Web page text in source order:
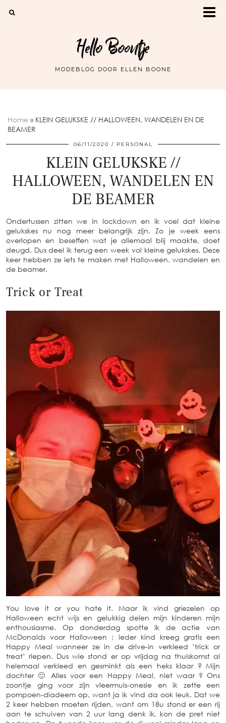
Hello Boontje
MODEBLOG DOOR ELLEN BOONE
Home » KLEIN GELUKSKE // HALLOWEEN, WANDELEN EN DE
BEAMER
06/11/2020 PERSONAL
KLEIN GELUKSKE //
HALLOWEEN, WANDELEN EN
DE BEAMER
Ondertussen zitten we in lockdown en ik voel dat kleine
gelukskes nu nog meer belangrijk zijn. Zo je week eens
overlopen en beseffen wat je allemaal blij maakte, doet
deugd. Dus deel ik terug een week vol kleine gelukskes. Deze
keer hebben ze iets te maken met Halloween, wandelen en
de beamer.
Trick or Treat
You love it or you hate it. Maar ik vind griezelen op
Halloween echt wijs en gelukkig delen mijn kinderen mijn
enthousiasme. Op donderdag spotte ik de actie van
McDonalds voor Halloween : ieder kind kreeg gratis een
Happy Meal wanneer ze in de drive-in verkleed ’trick or
treat’ riepen. Dus wie stond er op vrijdag na thuiskomst al
helemaal verkleed en gesminkt als een heks klaar ? Mijn
dochter 🙂 Alles voor een Happy Meal, niet waar ? Ons
zoontje ging voor zijn vleermuis-onesie en ik zette een
pompoen-diadeem op, want ja ik vind da ook leuk. Dat we
2 keer hebben moeten rijden, want om 18u stond er een rij
aan te schuiven van 2 uur lang denk ik, kon de pret niet